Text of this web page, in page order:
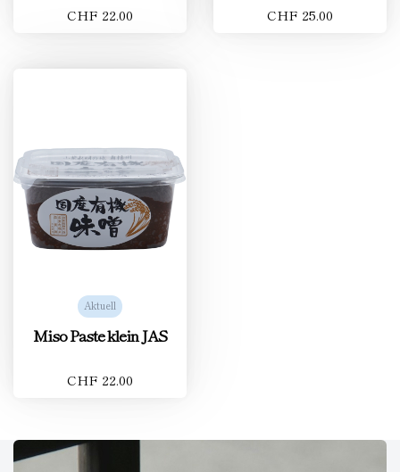
CHF 22.00 CHF 25.00
Aktuell
Miso Paste klein JAS
CHF 22.00